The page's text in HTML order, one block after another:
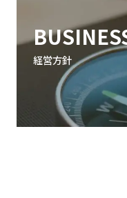
お問い合わせ
経営方針